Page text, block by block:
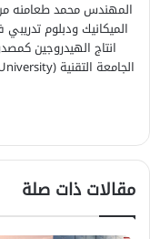
المهندس محمد طعامنه
الميكانيك ودبلوم
انتاج الهيدروجين
مقالات ذات صلة